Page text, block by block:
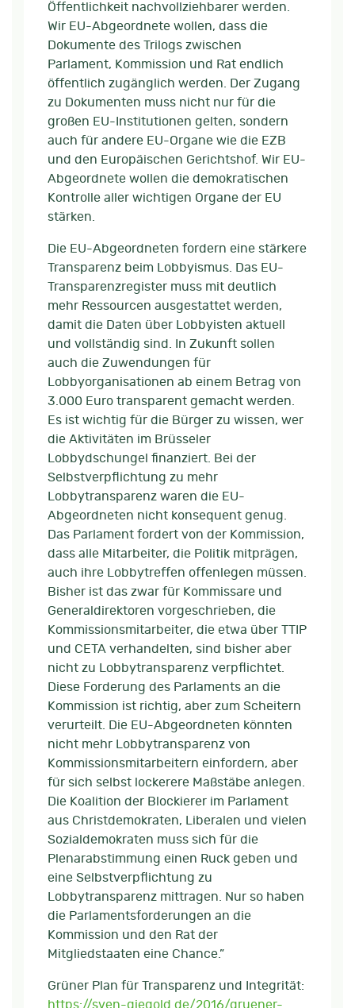
Öffentlichkeit nachvollziehbarer werden.
Wir EU-Abgeordnete wollen, dass die
Dokumente des Trilogs zwischen
Parlament, Kommission und Rat endlich
öffentlich zugänglich werden. Der Zugang
zu Dokumenten muss nicht nur für die
großen EU-Institutionen gelten, sondern
auch für andere EU-Organe wie die EZB
und den Europäischen Gerichtshof. Wir EU-
Abgeordnete wollen die demokratischen
Kontrolle aller wichtigen Organe der EU
stärken.
Die EU-Abgeordneten fordern eine stärkere
Transparenz beim Lobbyismus. Das EU-
Transparenzregister muss mit deutlich
mehr Ressourcen ausgestattet werden,
damit die Daten über Lobbyisten aktuell
und vollständig sind. In Zukunft sollen
auch die Zuwendungen für
Lobbyorganisationen ab einem Betrag von
3.000 Euro transparent gemacht werden.
Es ist wichtig für die Bürger zu wissen, wer
die Aktivitäten im Brüsseler
Lobbydschungel finanziert. Bei der
Selbstverpflichtung zu mehr
Lobbytransparenz waren die EU-
Abgeordneten nicht konsequent genug.
Das Parlament fordert von der Kommission,
dass alle Mitarbeiter, die Politik mitprägen,
auch ihre Lobbytreffen offenlegen müssen.
Bisher ist das zwar für Kommissare und
Generaldirektoren vorgeschrieben, die
Kommissionsmitarbeiter, die etwa über TTIP
und CETA verhandelten, sind bisher aber
nicht zu Lobbytransparenz verpflichtet.
Diese Forderung des Parlaments an die
Kommission ist richtig, aber zum Scheitern
verurteilt. Die EU-Abgeordneten könnten
nicht mehr Lobbytransparenz von
Kommissionsmitarbeitern einfordern, aber
für sich selbst lockerere Maßstäbe anlegen.
Die Koalition der Blockierer im Parlament
aus Christdemokraten, Liberalen und vielen
Sozialdemokraten muss sich für die
Plenarabstimmung einen Ruck geben und
eine Selbstverpflichtung zu
Lobbytransparenz mittragen. Nur so haben
die Parlamentsforderungen an die
Kommission und den Rat der
Mitgliedstaaten eine Chance.”
Grüner Plan für Transparenz und Integrität:
https://sven-giegold.de/2016/gruener-